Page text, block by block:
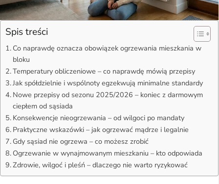
Spis treści
Co naprawdę oznacza obowiązek ogrzewania mieszkania w
bloku
Temperatury obliczeniowe – co naprawdę mówią przepisy
Jak spółdzielnie i wspólnoty egzekwują minimalne standardy
Nowe przepisy od sezonu 2025/2026 – koniec z darmowym
ciepłem od sąsiada
Konsekwencje nieogrzewania – od wilgoci po mandaty
Praktyczne wskazówki – jak ogrzewać mądrze i legalnie
Gdy sąsiad nie ogrzewa – co możesz zrobić
Ogrzewanie w wynajmowanym mieszkaniu – kto odpowiada
Zdrowie, wilgoć i pleśń – dlaczego nie warto ryzykować